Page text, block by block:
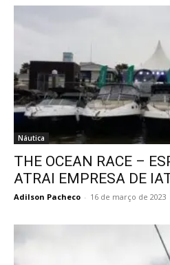
Náutica
THE OCEAN RACE –
ATRAI EMPRESA DE
Adilson Pacheco - 16 de março de 2023